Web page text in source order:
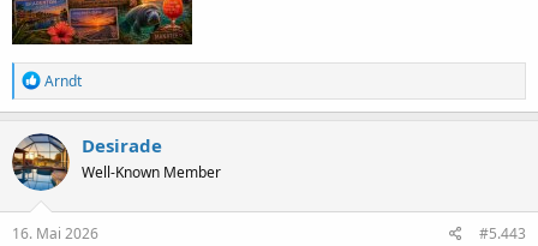
R
e
a
k
t
i
o
n
e
Arndt
Desirade
Well-Known Member
16. Mai 2026 #5.443